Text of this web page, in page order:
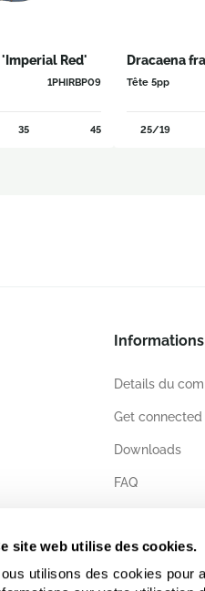
site web utilise des cookies.
utilisons des cookies pour
Red'
1PHIRBP09
35 45
Dracaena
Tête 5pp
25/19
Details du
Get connected
Downloads
FAQ